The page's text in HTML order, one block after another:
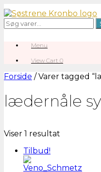
Gå
til
indhold
Søg
efter:
Menu
View
cart
View Cart 0
Forside / Varer tagged
lædernåle
Viser 1 resultat
Tilbud!